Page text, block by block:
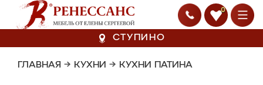
0
СТУПИНО
ГЛАВНАЯ → КУХНИ → КУХНИ ПАТИНА